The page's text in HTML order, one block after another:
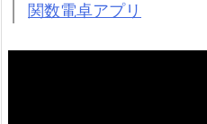
関数電卓アプリ